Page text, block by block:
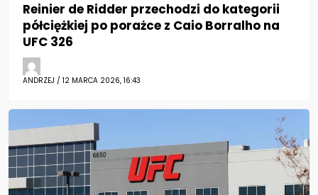
Reinier de Ridder przechodzi do kategorii
półciężkiej po porażce z Caio Borralho na
UFC 326
ANDRZEJ / 12 MARCA 2026, 16:43